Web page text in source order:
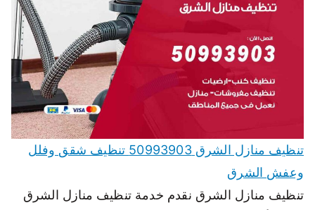
تنظيف منازل الشرق 50993903 تنظيف شقق وفلل
وعفش الشرق
تنظيف منازل الشرق نقدم خدمة تنظيف منازل الشرق